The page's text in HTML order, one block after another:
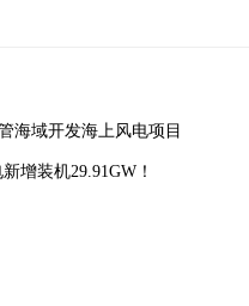
海域开发海上风电项目
增装机29.91GW！